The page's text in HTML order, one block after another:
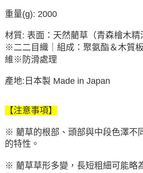
重量(g): 2000
材質: 表面：天然藺草（青森檜木
※二二目織｜組成：聚氨酯＆木質
維※防滑處理
產地:日本製 Made in Japan
【注意事項】
※ 藺草的根部、頭部與中段色澤不
的特性。
※ 藺草草形多變，長短粗細可能略